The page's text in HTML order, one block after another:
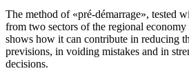
The method of «pré-démarrage», tested
from two sectors of the regional
shows how it can contribute in reducing
previsions, in voiding mistakes and in
decisions.